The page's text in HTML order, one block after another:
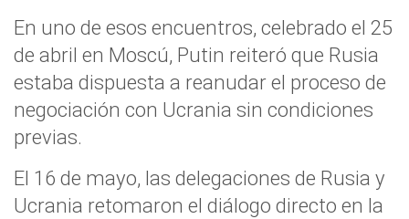
En uno de esos encuentros, celebrado el 25
de abril en Moscú, Putin reiteró que Rusia
estaba dispuesta a reanudar el proceso de
negociación con Ucrania sin condiciones
previas.
El 16 de mayo, las delegaciones de Rusia y
Ucrania retomaron el diálogo directo en la